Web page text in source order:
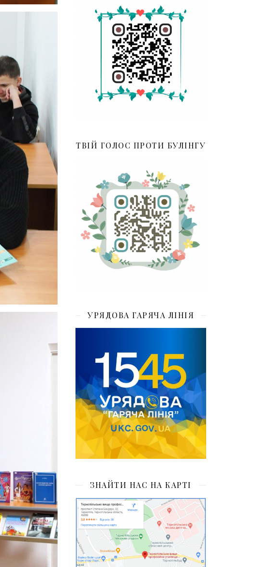
ТВІЙ ГОЛОС ПРОТИ БУЛІНГУ
УРЯДОВА ГАРЯЧА ЛІНІЯ
ЗНАЙТИ НАС НА КАРТІ